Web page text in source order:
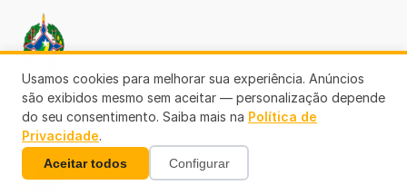
Diário Oficial TCE-RO
Usamos cookies para melhorar sua experiência. Anúncios
são exibidos mesmo sem aceitar — personalização depende
do seu consentimento. Saiba mais na Política de
Privacidade.
Aceitar todos Configurar